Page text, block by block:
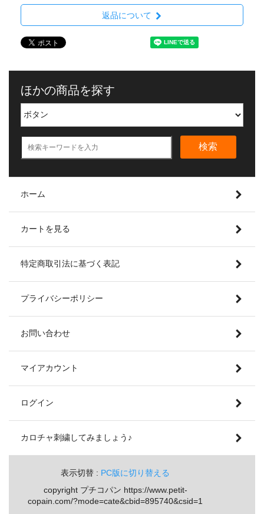
返品について
ほかの商品を探す
検索
ホーム
カートを見る
特定商取引法に基づく表記
プライバシーポリシー
お問い合わせ
マイアカウント
ログイン
カロチャ刺繍してみましょう♪
表示切替 : PC版に切り替える
copyright プチコパン https://www.petit-
copain.com/?mode=cate&cbid=895740&csid=1